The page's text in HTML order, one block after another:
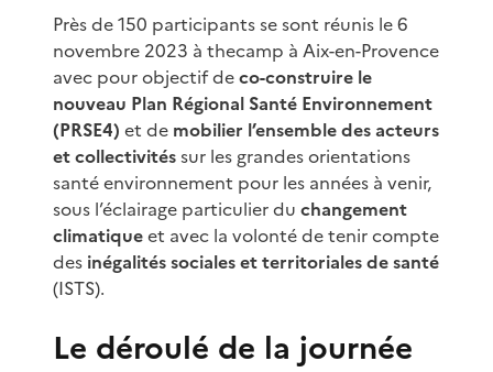
Près de 150 participants se sont réunis le 6
novembre 2023 à thecamp à Aix-en-Provence
avec pour objectif deco-construire le
nouveau Plan Régional Santé Environnement
(PRSE4) et de mobilier l’ensemble des acteurs
et collectivitéssur les grandes orientations
santé environnement pour les années à venir,
sous l’éclairage particulier du changement
climatiqueet avec la volonté de tenir compte
des inégalités sociales et territoriales de santé
(ISTS).
Le déroulé de la journée